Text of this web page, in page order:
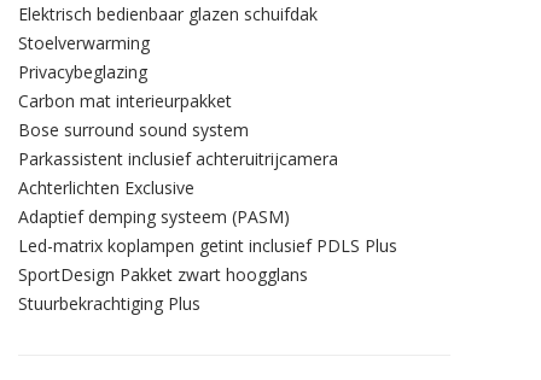
Elektrisch bedienbaar glazen schuifdak
Stoelverwarming
Privacybeglazing
Carbon mat interieurpakket
Bose surround sound system
Parkassistent inclusief achteruitrijcamera
Achterlichten Exclusive
Adaptief demping systeem (PASM)
Led-matrix koplampen getint inclusief PDLS Plus
SportDesign Pakket zwart hoogglans
Stuurbekrachtiging Plus